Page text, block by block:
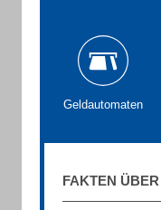
Geldautomaten
FAKTEN